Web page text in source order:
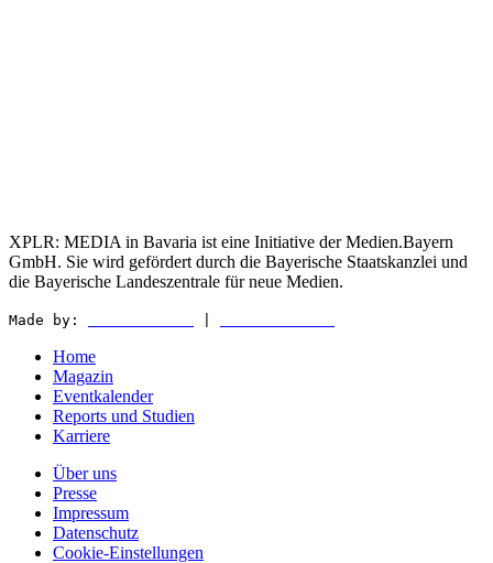
XPLR: MEDIA in Bavaria ist eine Initiative der Medien.Bayern
GmbH. Sie wird gefördert durch die Bayerische Staatskanzlei und
die Bayerische Landeszentrale für neue Medien.
Made by:
Home
Magazin
Eventkalender
Reports und Studien
Karriere
Über uns
Presse
Impressum
Datenschutz
Cookie-Einstellungen